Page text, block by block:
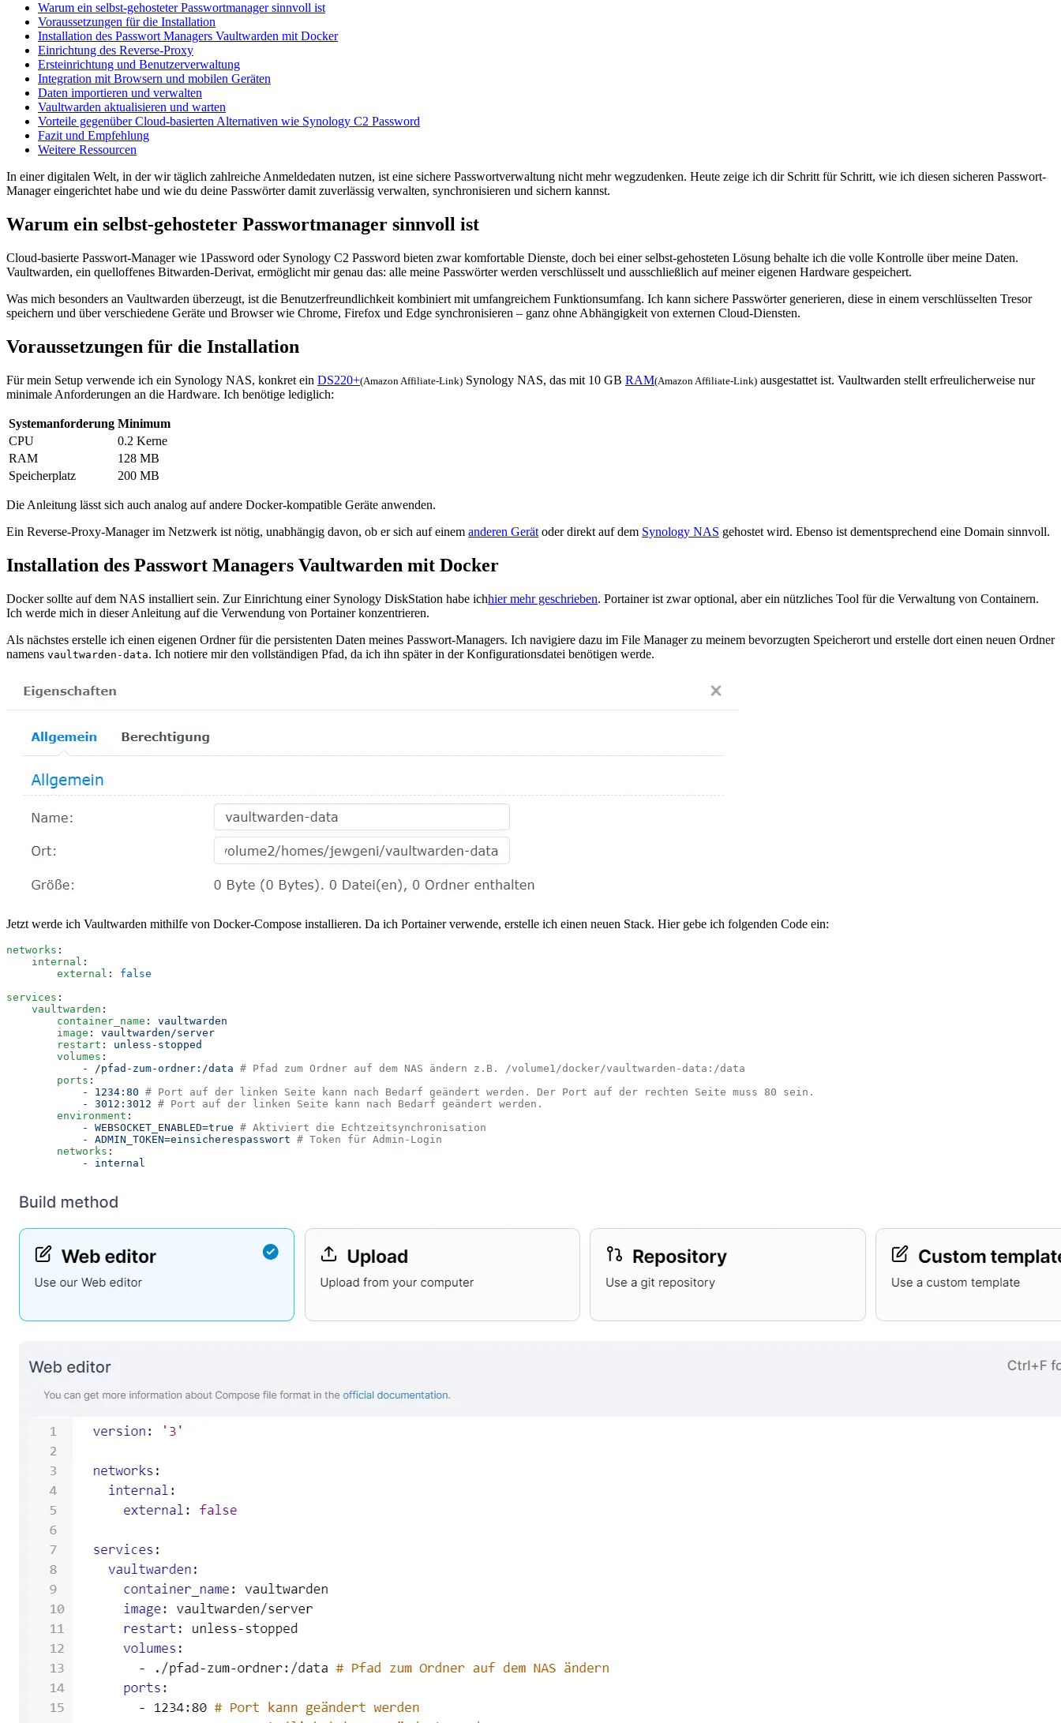
Warum ein selbst-gehosteter Passwortmanager sinnvoll ist
Voraussetzungen für die Installation
Installation des Passwort Managers Vaultwarden mit Docker
Einrichtung des Reverse-Proxy
Ersteinrichtung und Benutzerverwaltung
Integration mit Browsern und mobilen Geräten
Daten importieren und verwalten
Vaultwarden aktualisieren und warten
Vorteile gegenüber Cloud-basierten Alternativen wie Synology C2 Password
Fazit und Empfehlung
Weitere Ressourcen
In einer digitalen Welt, in der wir täglich zahlreiche Anmeldedaten nutzen, ist eine sichere Passwortverwaltung nicht mehr wegzudenken. Heute zeige ich dir Schritt für Schritt, wie ich diesen sicheren Passwort-
Manager eingerichtet habe und wie du deine Passwörter damit zuverlässig verwalten, synchronisieren und sichern kannst.
Warum ein selbst-gehosteter Passwortmanager sinnvoll ist
Cloud-basierte Passwort-Manager wie 1Password oder Synology C2 Password bieten zwar komfortable Dienste, doch bei einer selbst-gehosteten Lösung behalte ich die volle Kontrolle über meine Daten.
Vaultwarden, ein quelloffenes Bitwarden-Derivat, ermöglicht mir genau das: alle meine Passwörter werden verschlüsselt und ausschließlich auf meiner eigenen Hardware gespeichert.
Was mich besonders an Vaultwarden überzeugt, ist die Benutzerfreundlichkeit kombiniert mit umfangreichem Funktionsumfang. Ich kann sichere Passwörter generieren, diese in einem verschlüsselten Tresor
speichern und über verschiedene Geräte und Browser wie Chrome, Firefox und Edge synchronisieren – ganz ohne Abhängigkeit von externen Cloud-Diensten.
Voraussetzungen für die Installation
Für mein Setup verwende ich ein Synology NAS, konkret ein DS220+(Amazon Affiliate-Link) Synology NAS, das mit 10 GB RAM(Amazon Affiliate-Link) ausgestattet ist. Vaultwarden stellt erfreulicherweise nur
minimale Anforderungen an die Hardware. Ich benötige lediglich:
Systemanforderung Minimum
CPU
0.2 Kerne
RAM
128 MB
Speicherplatz
200 MB
Die Anleitung lässt sich auch analog auf andere Docker-kompatible Geräte anwenden.
Ein Reverse-Proxy-Manager im Netzwerk ist nötig, unabhängig davon, ob er sich auf einem anderen Gerät oder direkt auf dem Synology NAS gehostet wird. Ebenso ist dementsprechend eine Domain sinnvoll.
Installation des Passwort Managers Vaultwarden mit Docker
Docker sollte auf dem NAS installiert sein. Zur Einrichtung einer Synology DiskStation habe ichhier mehr geschrieben. Portainer ist zwar optional, aber ein nützliches Tool für die Verwaltung von Containern.
Ich werde mich in dieser Anleitung auf die Verwendung von Portainer konzentrieren.
Als nächstes erstelle ich einen eigenen Ordner für die persistenten Daten meines Passwort-Managers. Ich navigiere dazu im File Manager zu meinem bevorzugten Speicherort und erstelle dort einen neuen Ordner
namens vaultwarden-data. Ich notiere mir den vollständigen Pfad, da ich ihn später in der Konfigurationsdatei benötigen werde.
Jetzt werde ich Vaultwarden mithilfe von Docker-Compose installieren. Da ich Portainer verwende, erstelle ich einen neuen Stack. Hier gebe ich folgenden Code ein:
networks :
    internal
:
        external
:
false
services :
    vaultwarden
:
        container_name
:
vaultwarden
        image
:
vaultwarden/server
        restart
:
unless-stopped
        volumes
:
            -
/pfad-zum-ordner:/data # Pfad zum Ordner auf dem NAS ändern z.B. /volume1/docker/vaultwarden-data:/data
        ports
:
            -
1234:80 # Port auf der linken Seite kann nach Bedarf geändert werden. Der Port auf der rechten Seite muss 80 sein.
            -
3012:3012 # Port auf der linken Seite kann nach Bedarf geändert werden.
        environment
:
            -
WEBSOCKET_ENABLED=true # Aktiviert die Echtzeitsynchronisation
            -
ADMIN_TOKEN=einsicherespasswort # Token für Admin-Login
        networks
:
            -
internal